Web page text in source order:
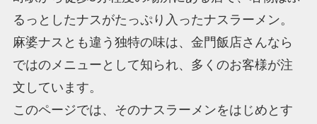
るっとしたナスがたっぷり入ったナスラーメン。
麻婆ナスとも違う独特の味は、金門飯店さんなら
ではのメニューとして知られ、多くのお客様が注
文しています。
このページでは、そのナスラーメンをはじめとす